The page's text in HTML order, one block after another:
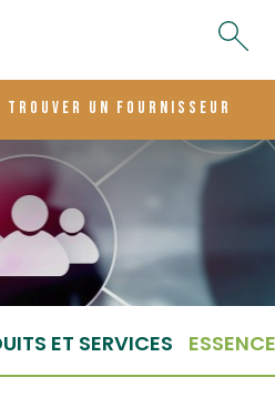
trouver un fournisseur
ET SERVICES